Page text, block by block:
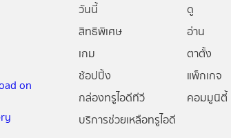
วันนี้
ดู
สิทธิพิเศษ
อ่าน
เกม
ตาตั้ง
ช้อปปิ้ง
แพ็กเกจ
กล่องทรูไอดีทีวี
คอมมูนิตี้
บริการช่วยเหลือทรูไอดี